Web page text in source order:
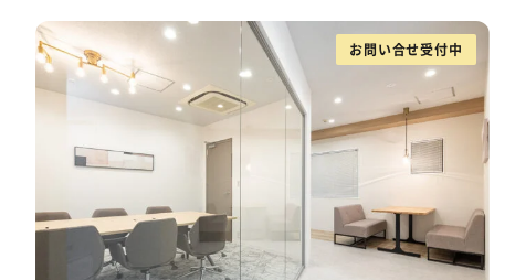
お問い合せ受付中